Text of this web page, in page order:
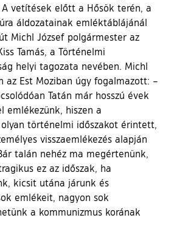
vetítések előtt a Hősök terén, a
áldozatainak emléktáblájánál
Michl József polgármester az
Tamás, a Történelmi
helyi tagozata nevében. Michl
az Est Moziban úgy fogalmazott: –
Tatán már hosszú évek
emlékezünk, hiszen a
történelmi időszakot érintett,
visszaemlékezés alapján
talán nehéz ma megértenünk,
ez az időszak, ha
kicsit utána járunk és
emlékeit, nagyon sok
a kommunizmus korának